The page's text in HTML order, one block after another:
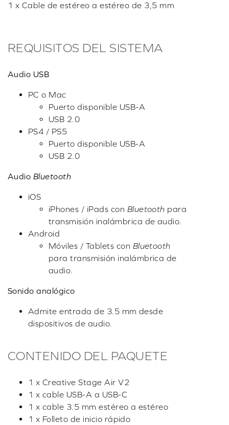
1 x Cable de estéreo a estéreo de 3,5 mm
REQUISITOS DEL SISTEMA
Audio USB
PC o Mac
Puerto disponible USB-A
USB 2.0
PS4 / PS5
Puerto disponible USB-A
USB 2.0
Audio Bluetooth
iOS
iPhones / iPads con Bluetooth para
transmisión inalámbrica de audio.
Android
Móviles / Tablets con Bluetooth
para transmisión inalámbrica de
audio.
Sonido analógico
Admite entrada de 3.5 mm desde
dispositivos de audio.
CONTENIDO DEL PAQUETE
1 x Creative Stage Air V2
1 x cable USB-A a USB-C
1 x cable 3.5 mm estéreo a estéreo
1 x Folleto de inicio rápido